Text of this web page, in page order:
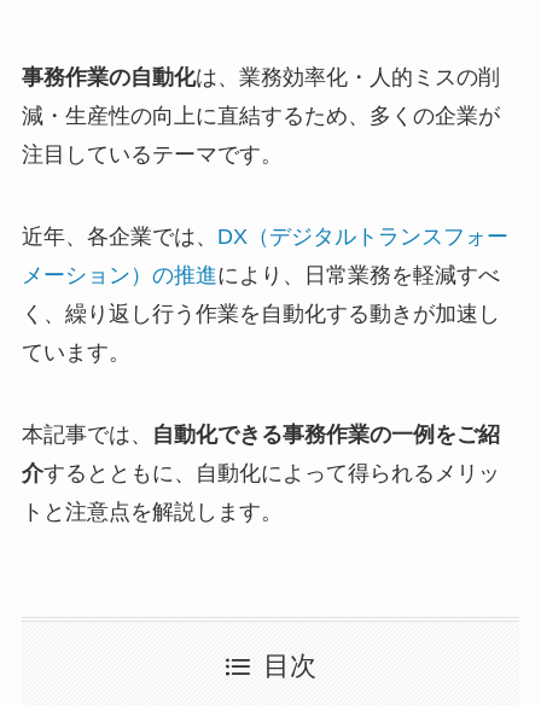
事務作業の自動化は、業務効率化・人的ミスの削
減・生産性の向上に直結するため、多くの企業が
注目しているテーマです。
近年、各企業では、 DX（デジタルトランスフォー
メーション）の推進により、日常業務を軽減すべ
く、繰り返し行う作業を自動化する動きが加速し
ています。
本記事では、
自動化できる事務作業の一例をご紹
介するとともに、自動化によって得られるメリッ
トと注意点を解説します。
目次